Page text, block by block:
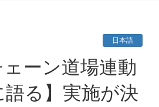
日本語
る】実施が決